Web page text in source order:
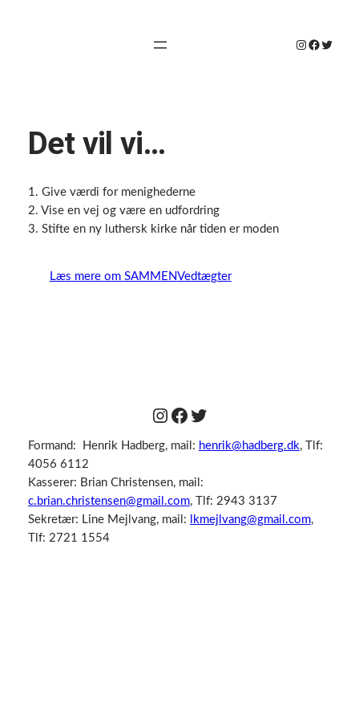
Instagram
Twitter
Det vil vi…
1. Give værdi for menighederne
2. Vise en vej og være en udfordring
3. Stifte en ny luthersk kirke når tiden er moden
Læs mere om SAMMENVedtægter
Instagram
Facebook
Twitter
Formand: Henrik Hadberg, mail: henrik@hadberg.dk, Tlf:
4056 6112
Kasserer: Brian Christensen, mail:
c.brian.christensen@gmail.com, Tlf: 2943 3137
Sekretær: Line Mejlvang, mail:
lkmejlvang@gmail.com,
Tlf: 2721 1554